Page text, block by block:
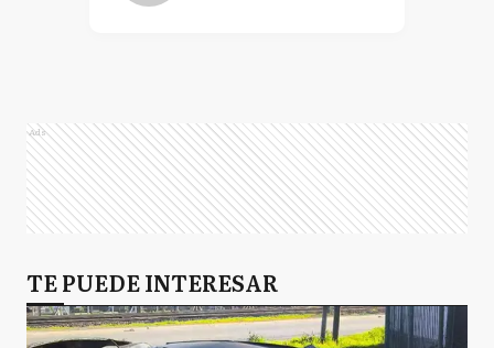
Ads
TE PUEDE INTERESAR